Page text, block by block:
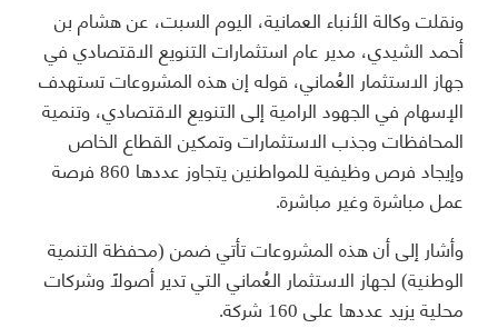
ونقلت وكالة الأنباء العمانية، اليوم السبت، عن هشام بن
أحمد الشيدي، مدير عام استثمارات التنويع الاقتصادي في
جهاز الاستثمار العُماني، قوله إن هذه المشروعات تستهدف
الإسهام في الجهود الرامية إلى التنويع الاقتصادي، وتنمية
المحافظات وجذب الاستثمارات وتمكين القطاع الخاص
وإيجاد فرص وظيفية للمواطنين يتجاوز عددها 860 فرصة
عمل مباشرة وغير مباشرة.
وأشار إلى أن هذه المشروعات تأتي ضمن (محفظة التنمية
الوطنية) لجهاز الاستثمار العُماني التي تدير أصولاً وشركات
محلية يزيد عددها على 160 شركة.